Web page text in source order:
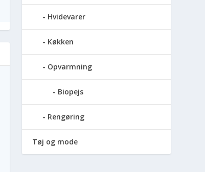
Hvidevarer
Køkken
Opvarmning
Biopejs
Rengøring
Tøj og mode